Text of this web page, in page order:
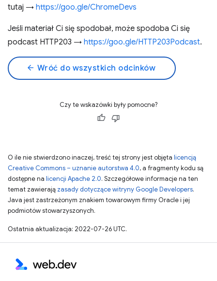
tutaj → https://goo.gle/ChromeDevs
Jeśli materiał Ci się spodobał, może spodoba Ci się
podcast HTTP203 → https://goo.gle/HTTP203Podcast.
arrow_back Wróć do wszystkich odcinków
Czy te wskazówki były pomocne?
O ile nie stwierdzono inaczej, treść tej strony jest objęta licencją
Creative Commons – uznanie autorstwa 4.0, a fragmenty kodu są
dostępne na licencji Apache 2.0. Szczegółowe informacje na ten
temat zawierają zasady dotyczące witryny Google Developers.
Java jest zastrzeżonym znakiem towarowym firmy Oracle i jej
podmiotów stowarzyszonych.
Ostatnia aktualizacja: 2022-07-26 UTC.